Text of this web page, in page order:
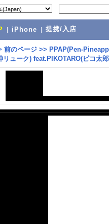
iPhone 提携/入店
前のページ >> PPAP(Pen-
リューク) feat.PIKOTARO(ピコ太